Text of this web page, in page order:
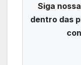
Siga
dentro das